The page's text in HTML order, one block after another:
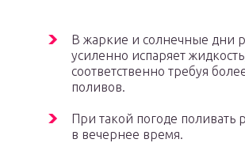
В жаркие и солнечные дни
усиленно испаряет
соответственно требуя
поливов.
При такой погоде поливать
в вечернее время.